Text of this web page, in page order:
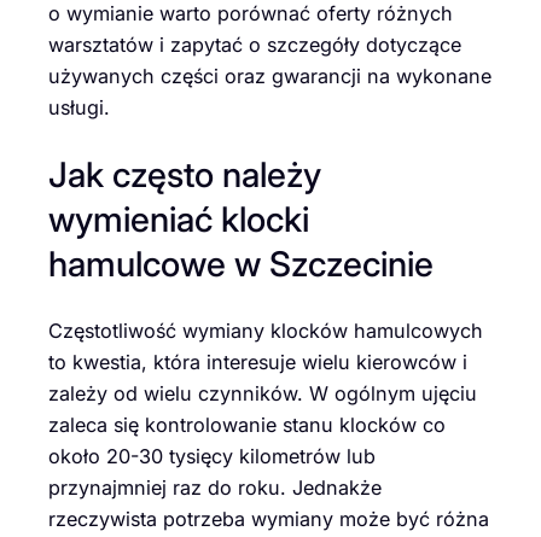
o wymianie warto porównać oferty różnych
warsztatów i zapytać o szczegóły dotyczące
używanych części oraz gwarancji na wykonane
usługi.
Jak często należy
wymieniać klocki
hamulcowe w Szczecinie
Częstotliwość wymiany klocków hamulcowych
to kwestia, która interesuje wielu kierowców i
zależy od wielu czynników. W ogólnym ujęciu
zaleca się kontrolowanie stanu klocków co
około 20-30 tysięcy kilometrów lub
przynajmniej raz do roku. Jednakże
rzeczywista potrzeba wymiany może być różna